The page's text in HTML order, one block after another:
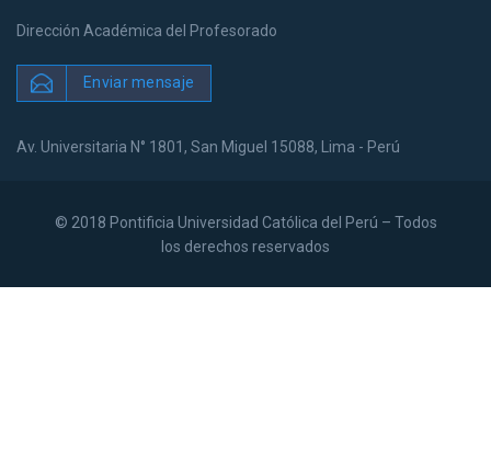
Dirección Académica del Profesorado
Enviar mensaje
Av. Universitaria N° 1801, San Miguel 15088, Lima - Perú
© 2018 Pontificia Universidad Católica del Perú – Todos
los derechos reservados